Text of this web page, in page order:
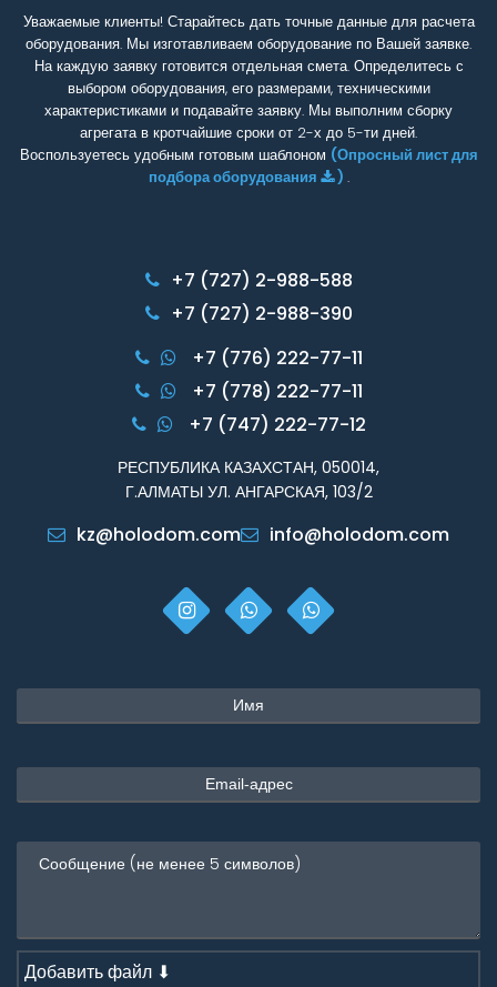
Уважаемые клиенты! Старайтесь дать точные данные для расчета
оборудования. Мы изготавливаем оборудование по Вашей заявке.
На каждую заявку готовится отдельная смета. Определитесь с
выбором оборудования, его размерами, техническими
характеристиками и подавайте заявку. Мы выполним сборку
агрегата в кротчайшие сроки от 2-х до 5-ти дней.
Воспользуетесь удобным готовым шаблоном (Опросный лист для
подбора оборудования
) .
+7 (727) 2-988-588
+7 (727) 2-988-390
+7 (776) 222-77-11
+7 (778) 222-77-11
+7 (747) 222-77-12
РЕСПУБЛИКА КАЗАХСТАН, 050014,
Г.АЛМАТЫ УЛ. АНГАРСКАЯ, 103/2
kz@holodom.com info@holodom.com
Добавить файл ⬇